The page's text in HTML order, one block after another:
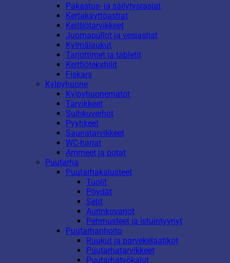
Pakastus- ja säilytysrasiat
Kertakäyttöastiat
Keittiötarvikkeet
Juomapullot ja vesiastiat
Kylmälaukut
Tarjottimet ja tabletit
Keittiötekstiilit
Fiskars
Kylpyhuone
Kylpyhuonematot
Tarvikkeet
Suihkuverhot
Pyyhkeet
Saunatarvikkeet
WC-harjat
Ammeet ja potat
Puutarha
Puutarhakalusteet
Tuolit
Pöydät
Setit
Aurinkovarjot
Pehmusteet ja istuintyynyt
Puutarhanhoito
Ruukut ja parvekelaatikot
Puutarhatarvikkeet
Puutarhatyökalut